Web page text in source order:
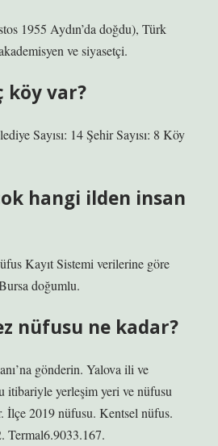
1955 Aydın’da doğdu), Türk
ve siyasetçi.
köy var?
Sayısı: 14 Şehir Sayısı: 8 Köy
hangi ilden insan
Kayıt Sistemi verilerine göre
doğumlu.
nüfusu ne kadar?
gönderin. Yalova ili ve
itibariyle yerleşim yeri ve nüfusu
İlçe 2019 nüfusu. Kentsel nüfus.
Termal6.9033.167.